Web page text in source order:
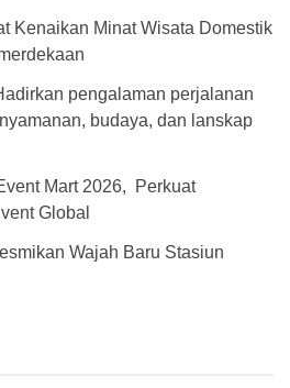
Kenaikan Minat Wisata Domestik
pengalaman perjalanan
budaya, dan lanskap
Mart 2026, Perkuat
Global
Wajah Baru Stasiun